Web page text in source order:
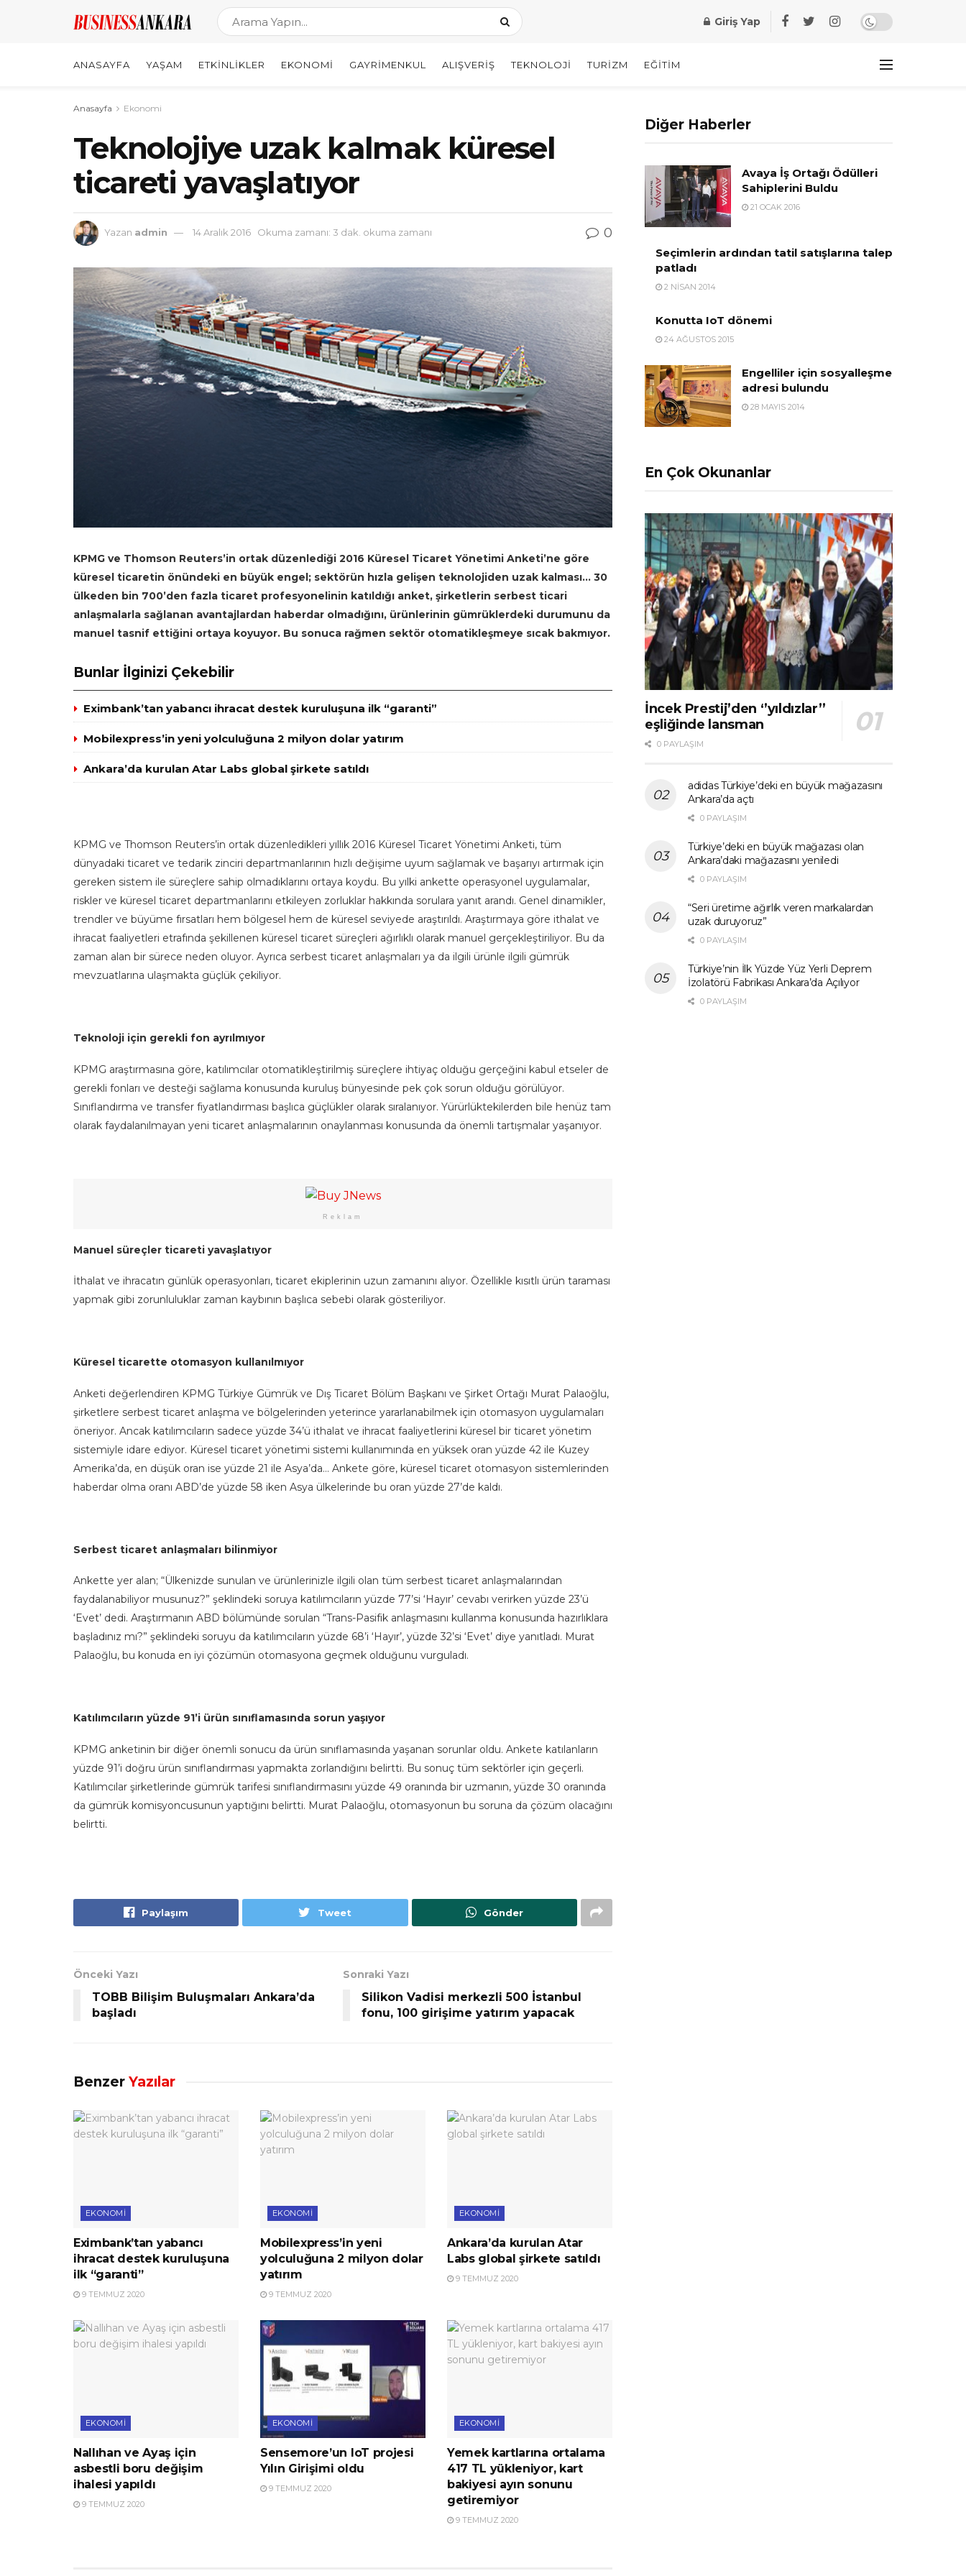
Giriş Yap
ANASAYFA YAŞAM ETKINLIKLER EKONOMI GAYRIMENKUL ALIŞVERIŞ TEKNOLOJI TURIZM EĞITIM
Anasayfa Ekonomi
Teknolojiye uzak kalmak küresel
ticareti yavaşlatıyor
Yazan admin 14 Aralık 2016 Okuma zamanı: 3 dak. okuma zamanı 0
KPMG ve Thomson Reuters’in ortak düzenlediği 2016 Küresel Ticaret Yönetimi Anketi’ne göre
küresel ticaretin önündeki en büyük engel; sektörün hızla gelişen teknolojiden uzak kalması… 30
ülkeden bin 700’den fazla ticaret profesyonelinin katıldığı anket, şirketlerin serbest ticari
anlaşmalarla sağlanan avantajlardan haberdar olmadığını, ürünlerinin gümrüklerdeki durumunu da
manuel tasnif ettiğini ortaya koyuyor. Bu sonuca rağmen sektör otomatikleşmeye sıcak bakmıyor.
Bunlar İlginizi Çekebilir
Eximbank’tan yabancı ihracat destek kuruluşuna ilk “garanti”
Mobilexpress’in yeni yolculuğuna 2 milyon dolar yatırım
Ankara’da kurulan Atar Labs global şirkete satıldı
KPMG ve Thomson Reuters’in ortak düzenledikleri yıllık 2016 Küresel Ticaret Yönetimi Anketi, tüm
dünyadaki ticaret ve tedarik zinciri departmanlarının hızlı değişime uyum sağlamak ve başarıyı artırmak için
gereken sistem ile süreçlere sahip olmadıklarını ortaya koydu. Bu yılki ankette operasyonel uygulamalar,
riskler ve küresel ticaret departmanlarını etkileyen zorluklar hakkında sorulara yanıt arandı. Genel dinamikler,
trendler ve büyüme fırsatları hem bölgesel hem de küresel seviyede araştırıldı. Araştırmaya göre ithalat ve
ihracat faaliyetleri etrafında şekillenen küresel ticaret süreçleri ağırlıklı olarak manuel gerçekleştiriliyor. Bu da
zaman alan bir sürece neden oluyor. Ayrıca serbest ticaret anlaşmaları ya da ilgili ürünle ilgili gümrük
mevzuatlarına ulaşmakta güçlük çekiliyor.
Teknoloji için gerekli fon ayrılmıyor
KPMG araştırmasına göre, katılımcılar otomatikleştirilmiş süreçlere ihtiyaç olduğu gerçeğini kabul etseler de
gerekli fonları ve desteği sağlama konusunda kuruluş bünyesinde pek çok sorun olduğu görülüyor.
Sınıflandırma ve transfer fiyatlandırması başlıca güçlükler olarak sıralanıyor. Yürürlüktekilerden bile henüz tam
olarak faydalanılmayan yeni ticaret anlaşmalarının onaylanması konusunda da önemli tartışmalar yaşanıyor.
Reklam
Manuel süreçler ticareti yavaşlatıyor
İthalat ve ihracatın günlük operasyonları, ticaret ekiplerinin uzun zamanını alıyor. Özellikle kısıtlı ürün taraması
yapmak gibi zorunluluklar zaman kaybının başlıca sebebi olarak gösteriliyor.
Küresel ticarette otomasyon kullanılmıyor
Anketi değerlendiren KPMG Türkiye Gümrük ve Dış Ticaret Bölüm Başkanı ve Şirket Ortağı Murat Palaoğlu,
şirketlere serbest ticaret anlaşma ve bölgelerinden yeterince yararlanabilmek için otomasyon uygulamaları
öneriyor. Ancak katılımcıların sadece yüzde 34’ü ithalat ve ihracat faaliyetlerini küresel bir ticaret yönetim
sistemiyle idare ediyor. Küresel ticaret yönetimi sistemi kullanımında en yüksek oran yüzde 42 ile Kuzey
Amerika’da, en düşük oran ise yüzde 21 ile Asya’da… Ankete göre, küresel ticaret otomasyon sistemlerinden
haberdar olma oranı ABD’de yüzde 58 iken Asya ülkelerinde bu oran yüzde 27’de kaldı.
Serbest ticaret anlaşmaları bilinmiyor
Ankette yer alan; “Ülkenizde sunulan ve ürünlerinizle ilgili olan tüm serbest ticaret anlaşmalarından
faydalanabiliyor musunuz?” şeklindeki soruya katılımcıların yüzde 77’si ‘Hayır’ cevabı verirken yüzde 23’ü
‘Evet’ dedi. Araştırmanın ABD bölümünde sorulan “Trans-Pasifik anlaşmasını kullanma konusunda hazırlıklara
başladınız mı?” şeklindeki soruyu da katılımcıların yüzde 68’i ‘Hayır’, yüzde 32’si ‘Evet’ diye yanıtladı. Murat
Palaoğlu, bu konuda en iyi çözümün otomasyona geçmek olduğunu vurguladı.
Katılımcıların yüzde 91’i ürün sınıflamasında sorun yaşıyor
KPMG anketinin bir diğer önemli sonucu da ürün sınıflamasında yaşanan sorunlar oldu. Ankete katılanların
yüzde 91’i doğru ürün sınıflandırması yapmakta zorlandığını belirtti. Bu sonuç tüm sektörler için geçerli.
Katılımcılar şirketlerinde gümrük tarifesi sınıflandırmasını yüzde 49 oranında bir uzmanın, yüzde 30 oranında
da gümrük komisyoncusunun yaptığını belirtti. Murat Palaoğlu, otomasyonun bu soruna da çözüm olacağını
belirtti.
Paylaşım Tweet Gönder
Önceki Yazı
TOBB Bilişim Buluşmaları Ankara’da
başladı
Sonraki Yazı
Silikon Vadisi merkezli 500 İstanbul
fonu, 100 girişime yatırım yapacak
Benzer Yazılar
EKONOMI
Eximbank’tan yabancı
ihracat destek kuruluşuna
ilk “garanti”
9 TEMMUZ 2020
EKONOMI
Mobilexpress’in yeni
yolculuğuna 2 milyon dolar
yatırım
9 TEMMUZ 2020
EKONOMI
Ankara’da kurulan Atar
Labs global şirkete satıldı
9 TEMMUZ 2020
EKONOMI
Nallıhan ve Ayaş için
asbestli boru değişim
ihalesi yapıldı
9 TEMMUZ 2020
EKONOMI
Sensemore’un IoT projesi
Yılın Girişimi oldu
9 TEMMUZ 2020
EKONOMI
Yemek kartlarına ortalama
417 TL yükleniyor, kart
bakiyesi ayın sonunu
getiremiyor
9 TEMMUZ 2020
Diğer Haberler
Avaya İş Ortağı Ödülleri
Sahiplerini Buldu
21 OCAK 2016
Seçimlerin ardından tatil satışlarına talep
patladı
2 NISAN 2014
Konutta IoT dönemi
24 AĞUSTOS 2015
Engelliler için sosyalleşme
adresi bulundu
28 MAYIS 2014
En Çok Okunanlar
İncek Prestij’den ‘’yıldızlar’’
eşliğinde lansman
0 PAYLAŞIM
adidas Türkiye’deki en büyük mağazasını
Ankara’da açtı
0 PAYLAŞIM
Türkiye’deki en büyük mağazası olan
Ankara’daki mağazasını yeniledi
0 PAYLAŞIM
“Seri üretime ağırlık veren markalardan
uzak duruyoruz”
0 PAYLAŞIM
Türkiye’nin İlk Yüzde Yüz Yerli Deprem
İzolatörü Fabrikası Ankara’da Açılıyor
0 PAYLAŞIM